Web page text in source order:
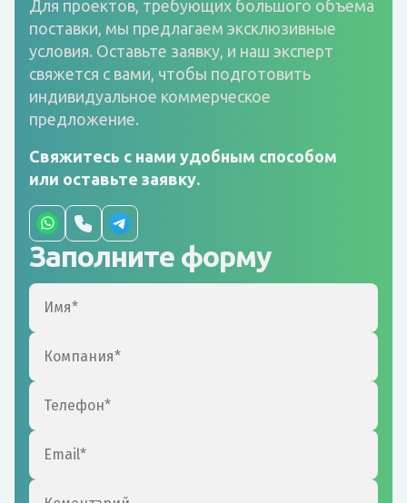
Для проектов, требующих большого объема
поставки, мы предлагаем эксклюзивные
условия. Оставьте заявку, и наш эксперт
свяжется с вами, чтобы подготовить
индивидуальное коммерческое
предложение.
Свяжитесь с нами удобным способом
или оставьте заявку.
Заполните форму